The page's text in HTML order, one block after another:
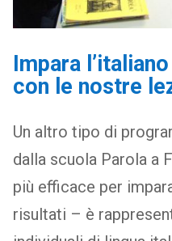
Impara
con le nostre
Un altro tipo di
dalla scuola Parola a
più efficace per
risultati – è